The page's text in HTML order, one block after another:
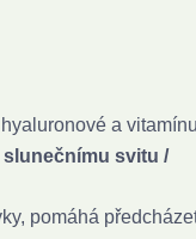
a
svitu /
pomáhá